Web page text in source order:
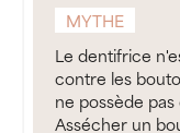
MYTHE
Le dentifrice
contre les
ne possède
Assécher un